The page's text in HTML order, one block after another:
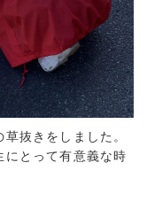
抜きをしました。
にとって有意義な時